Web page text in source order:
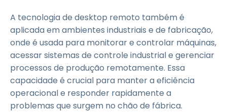
A tecnologia de desktop remoto também é
aplicada em ambientes industriais e de fabricação,
onde é usada para monitorar e controlar máquinas,
acessar sistemas de controle industrial e gerenciar
processos de produção remotamente. Essa
capacidade é crucial para manter a eficiência
operacional e responder rapidamente a
problemas que surgem no chão de fábrica.